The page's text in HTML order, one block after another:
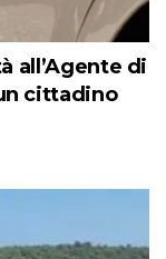
all’Agente di
cittadino